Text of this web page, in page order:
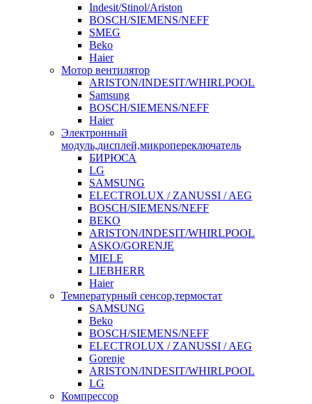
Indesit/Stinol/Ariston
BOSCH/SIEMENS/NEFF
SMEG
Beko
Haier
Мотор вентилятор
ARISTON/INDESIT/WHIRLPOOL
Samsung
BOSCH/SIEMENS/NEFF
Haier
Электронный
модуль,дисплей,микропереключатель
БИРЮСА
LG
SAMSUNG
ELECTROLUX / ZANUSSI / AEG
BOSCH/SIEMENS/NEFF
BEKO
ARISTON/INDESIT/WHIRLPOOL
ASKO/GORENJE
MIELE
LIEBHERR
Haier
Температурный сенсор,термостат
SAMSUNG
Beko
BOSCH/SIEMENS/NEFF
ELECTROLUX / ZANUSSI / AEG
Gorenje
ARISTON/INDESIT/WHIRLPOOL
LG
Компрессор